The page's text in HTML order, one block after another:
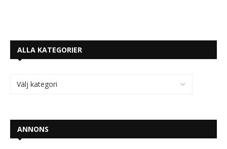
ALLA KATEGORIER
ANNONS